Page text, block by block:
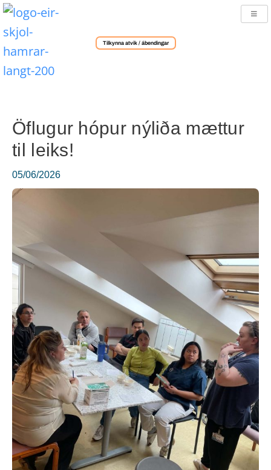
Tilkynna atvik / ábendingar
Öflugur hópur nýliða mættur
til leiks!
05/06/2026